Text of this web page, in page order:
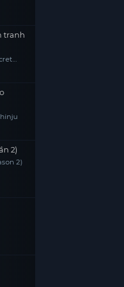
tranh
2)
2)